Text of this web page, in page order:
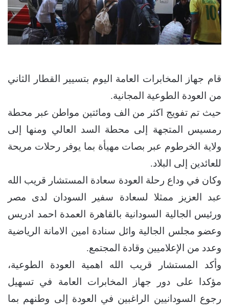
قام جهاز المخابرات العامة اليوم بتسيير القطار الثاني
من العودة الطوعية المجانية.
حيث تم تفويج اكثر من الف ومائتين مواطن عبر محطة
رمسيس المتجهة إلى محطة السد العالي ومنها إلى
ولاية الخرطوم عبر بصات مهيأة بما يوفر رحلات مريحة
للعائدين إلى البلاد.
وكان في وداع رحلة العودة سعادة المستشار قريب الله
عبد العزيز ممثلا لسعادة سفير السودان لدى مصر
ورئيس الجالية السودانية بالقاهرة العمدة احمد ادريس
وعضو مجلس الجالية وائل سنادة امين الامانة الرياضية
وعدد من الإعلاميين وقادة المجتمع.
وأكد المستشار قريب الله اهمية العودة الطوعية،
مؤكدا على دور جهاز المخابرات العامة في تسهيل
رجوع السودانيين الراغبين في العودة إلى وطنهم بما